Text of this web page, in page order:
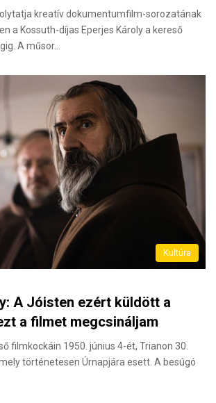
kreatív dokumentumfilm-sorozatának
a Kossuth-díjas Eperjes Károly a kereső
A műsor…
Kultúra
A Jóisten ezért küldött a
a filmet megcsináljam
filmkockáin 1950. június 4-ét, Trianon 30.
történetesen Úrnapjára esett. A besúgó